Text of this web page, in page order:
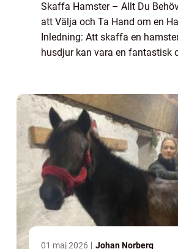
Skaffa Hamster – Allt Du
att Välja och Ta Hand om en
Inledning: Att skaffa en
husdjur kan vara en fantastisk
privat...
01 maj 2026 Johan Norberg